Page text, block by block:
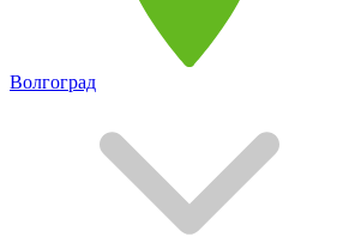
Волгоград